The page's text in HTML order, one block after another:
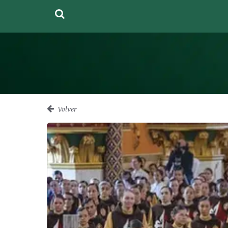
Volver